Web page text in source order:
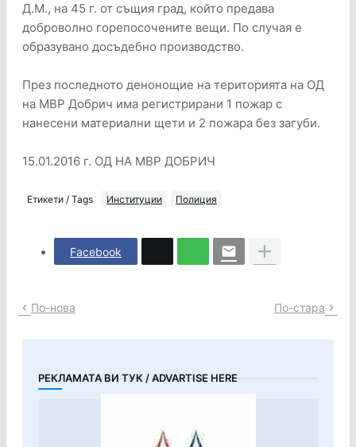
Д.М., на 45 г. от същия град, който предава
доброволно горепосочените вещи. По случая е
образувано досъдебно производство.
През последното денонощие на територията на ОД
на МВР Добрич има регистрирани 1 пожар с
нанесени материални щети и 2 пожара без загуби.
15.01.2016 г. ОД НА МВР ДОБРИЧ
Етикети / Tags Институции Полиция
Facebook
По-нова По-стара
РЕКЛАМАТА ВИ ТУК / ADVARTISE HERE